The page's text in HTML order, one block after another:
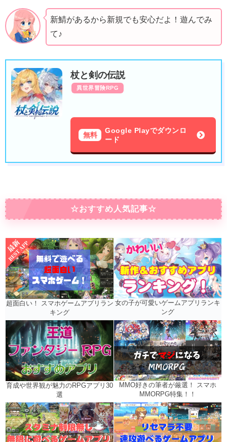
新鯖があるから新規でも安心だよ！遊んでみ
て♪
杖と剣の伝説
異世界冒険RPG
無料
Google Playでダウンロ
ード
☆おすすめ人気記事☆
超面白い！ スマホゲームアプリラン
キング
女の子が可愛いゲームアプリランキ
ング
育成や世界観が魅力のRPGアプリ30
選
MMO好きの筆者が厳選！ スマホ
MMORPG特集！！